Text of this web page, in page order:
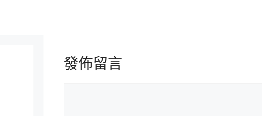
發佈留言